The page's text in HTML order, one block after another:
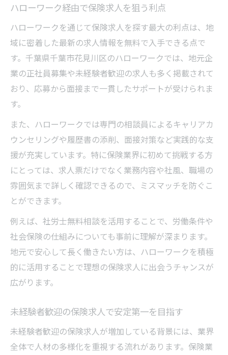
ハローワーク経由で保険求人を狙う利点
ハローワークを通じて保険求人を探す最大の利点は、地
域に密着した最新の求人情報を無料で入手できる点で
す。千葉県千葉市花見川区のハローワークでは、地元企
業の正社員募集や未経験者歓迎の求人も多く掲載されて
おり、応募から面接まで一貫したサポートが受けられま
す。
また、ハローワークでは専門の相談員によるキャリアカ
ウンセリングや履歴書の添削、面接対策など実践的な支
援が充実しています。特に保険業界に初めて挑戦する方
にとっては、求人票だけでなく業務内容や社風、職場の
雰囲気まで詳しく確認できるので、ミスマッチを防ぐこ
とができます。
例えば、社労士無料相談を活用することで、労働条件や
社会保険の仕組みについても事前に理解が深まります。
地元で安心して長く働きたい方は、ハローワークを積極
的に活用することで理想の保険求人に出会うチャンスが
広がります。
未経験者歓迎の保険求人で安定第一を目指す
未経験者歓迎の保険求人が増加している背景には、業界
全体で人材の多様化を重視する流れがあります。保険業